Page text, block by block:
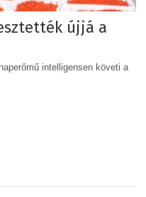
újjá a
intelligensen követi a